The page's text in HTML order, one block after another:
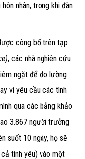
nhân, trong khi đàn
công bố trên tạp
, các nhà nghiên cứu
ngặt để đo lường
vì yêu cầu các tình
qua các bảng khảo
3.867 người trưởng
suốt 10 ngày, họ sẽ
tình yêu) vào một